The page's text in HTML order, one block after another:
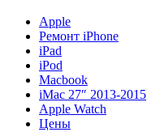
Apple
Ремонт iPhone
iPad
iPod
Macbook
iMac 27″ 2013-2015
Apple Watch
Цены